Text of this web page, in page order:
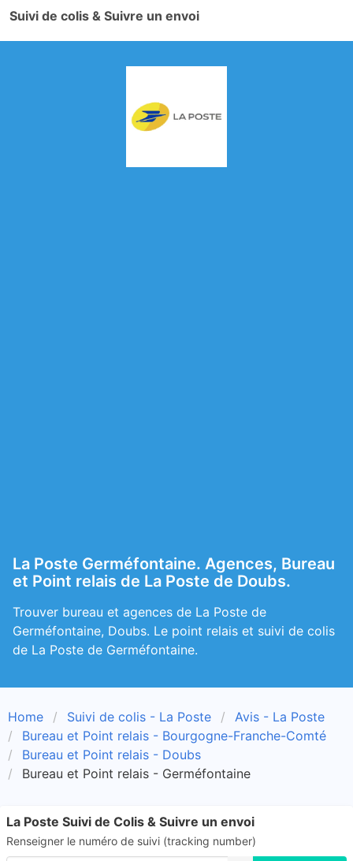
Suivi de colis & Suivre un envoi
La Poste Germéfontaine. Agences, Bureau
et Point relais de La Poste de Doubs.
Trouver bureau et agences de La Poste de
Germéfontaine, Doubs. Le point relais et suivi de colis
de La Poste de Germéfontaine.
Home Suivi de colis - La Poste
Avis - La Poste
Bureau et Point relais - Bourgogne-Franche-Comté
Bureau et Point relais - Doubs
Bureau et Point relais - Germéfontaine
La Poste Suivi de Colis & Suivre un envoi
Renseigner le numéro de suivi (tracking number)